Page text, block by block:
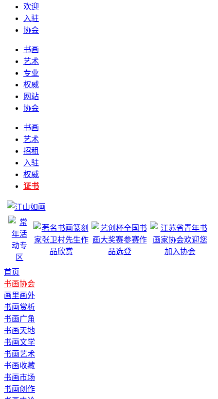
欢迎
入驻
协会
书画
艺术
专业
权威
网站
协会
书画
艺术
招租
入驻
权威
证书
首页
书画协会
画里画外
书画赏析
书画广角
书画天地
书画文学
书画艺术
书画收藏
书画市场
书画创作